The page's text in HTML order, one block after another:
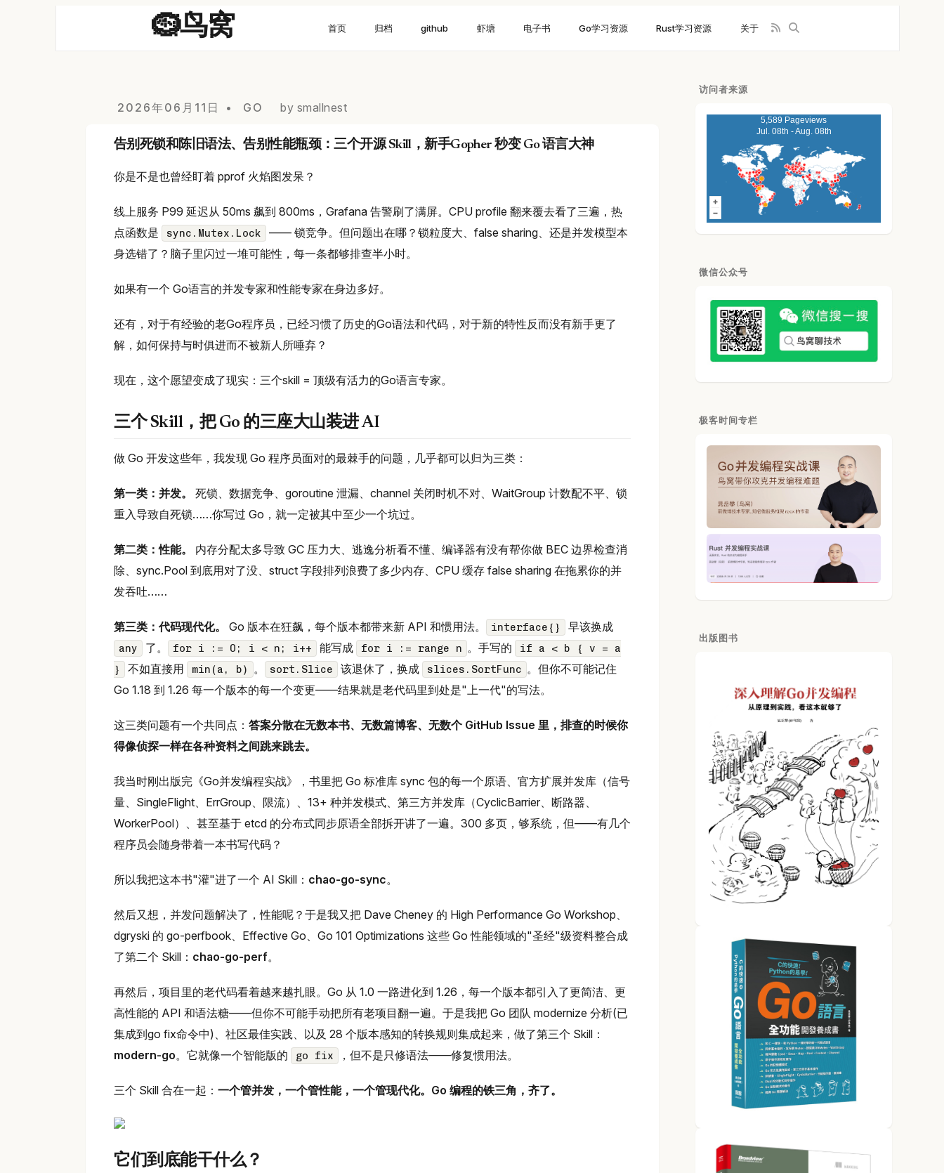
🪹鸟窝 首页 归档 github 虾塘 电子书 Go学习资源 Rust学习资源 关于
2026年06月11日 GO by smallnest
告别死锁和陈旧语法、告别性能瓶颈：三个开源 Skill，新手Gopher 秒变 Go 语言大神
你是不是也曾经盯着 pprof 火焰图发呆？
线上服务 P99 延迟从 50ms 飙到 800ms，Grafana 告警刷了满屏。CPU profile 翻来覆去看了三遍，热
点函数是
sync.Mutex.Lock
—— 锁竞争。但问题出在哪？锁粒度大、false sharing、还是并发模型本
身选错了？脑子里闪过一堆可能性，每一条都够排查半小时。
如果有一个 Go语言的并发专家和性能专家在身边多好。
还有，对于有经验的老Go程序员，已经习惯了历史的Go语法和代码，对于新的特性反而没有新手更了
解，如何保持与时俱进而不被新人所唾弃？
现在，这个愿望变成了现实：三个skill = 顶级有活力的Go语言专家。
三个 Skill，把 Go 的三座大山装进 AI
做 Go 开发这些年，我发现 Go 程序员面对的最棘手的问题，几乎都可以归为三类：
第一类：并发。
死锁、数据竞争、goroutine 泄漏、channel 关闭时机不对、WaitGroup 计数配不平、锁
重入导致自死锁……你写过 Go，就一定被其中至少一个坑过。
第二类：性能。
内存分配太多导致 GC 压力大、逃逸分析看不懂、编译器有没有帮你做 BEC 边界检查消
除、sync.Pool 到底用对了没、struct 字段排列浪费了多少内存、CPU 缓存 false sharing 在拖累你的并
发吞吐……
第三类：代码现代化。 Go 版本在狂飙，每个版本都带来新 API 和惯用法。 interface{} 早该换成
any 了。 for i := 0; i < n; i++ 能写成 for i := range n 。手写的
if a < b { v = a
}
不如直接用 min(a, b) 。 sort.Slice 该退休了，换成 slices.SortFunc 。但你不可能记住
Go 1.18 到 1.26 每一个版本的每一个变更——结果就是老代码里到处是"上一代"的写法。
这三类问题有一个共同点： 答案分散在无数本书、无数篇博客、无数个 GitHub Issue 里，排查的时候你
得像侦探一样在各种资料之间跳来跳去。
我当时刚出版完《Go并发编程实战》，书里把 Go 标准库 sync 包的每一个原语、官方扩展并发库（信号
量、SingleFlight、ErrGroup、限流）、13+ 种并发模式、第三方并发库（CyclicBarrier、断路器、
WorkerPool）、甚至基于 etcd 的分布式同步原语全部拆开讲了一遍。300 多页，够系统，但——有几个
程序员会随身带着一本书写代码？
所以我把这本书"灌"进了一个 AI Skill： chao-go-sync。
然后又想，并发问题解决了，性能呢？于是我又把 Dave Cheney 的 High Performance Go Workshop、
dgryski 的 go-perfbook、Effective Go、Go 101 Optimizations 这些 Go 性能领域的"圣经"级资料整合成
了第二个 Skill： chao-go-perf。
再然后，项目里的老代码看着越来越扎眼。Go 从 1.0 一路进化到 1.26，每一个版本都引入了更简洁、更
高性能的 API 和语法糖——但你不可能手动把所有老项目翻一遍。于是我把 Go 团队 modernize 分析(已
集成到go fix命令中)、社区最佳实践、以及 28 个版本感知的转换规则集成起来，做了第三个 Skill：
modern-go。它就像一个智能版的 go fix ，但不是只修语法——修复惯用法。
三个 Skill 合在一起： 一个管并发，一个管性能，一个管现代化。Go 编程的铁三角，齐了。
它们到底能干什么？
访问者来源
5,589 Pageviews
Jul. 08th - Aug. 08th
微信公众号
极客时间专栏
出版图书